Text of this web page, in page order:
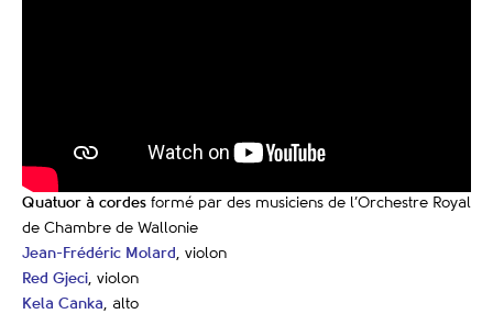
Quatuor à cordes formé par des musiciens de l’Orchestre Royal
de Chambre de Wallonie
Jean-Frédéric Molard, violon
Red Gjeci, violon
Kela Canka, alto